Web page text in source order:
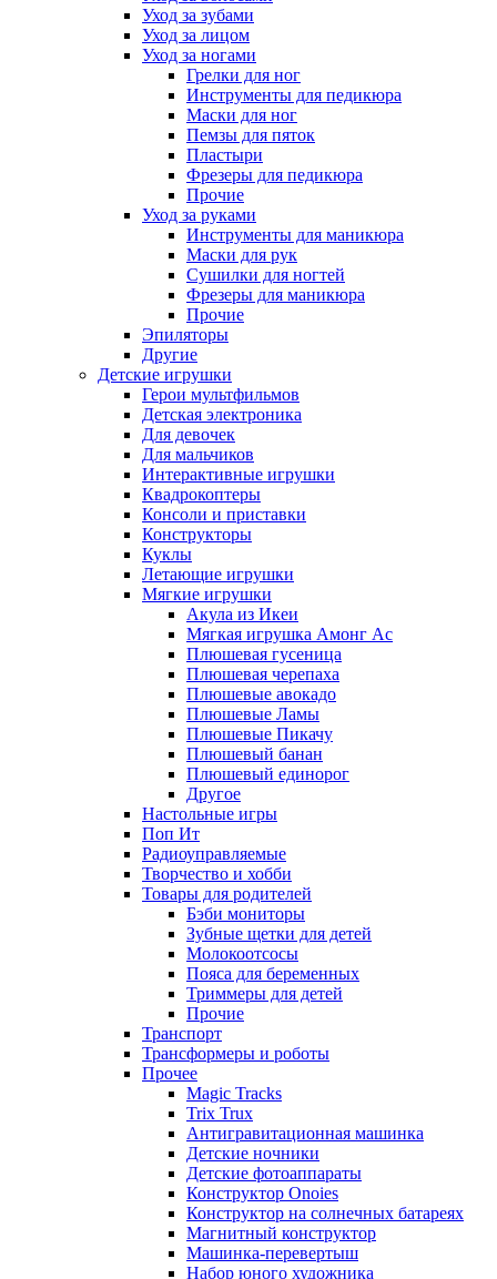
Уход за зубами
Уход за лицом
Уход за ногами
Грелки для ног
Инструменты для педикюра
Маски для ног
Пемзы для пяток
Пластыри
Фрезеры для педикюра
Прочие
Уход за руками
Инструменты для маникюра
Маски для рук
Сушилки для ногтей
Фрезеры для маникюра
Прочие
Эпиляторы
Другие
Детские игрушки
Герои мультфильмов
Детская электроника
Для девочек
Для мальчиков
Интерактивные игрушки
Квадрокоптеры
Консоли и приставки
Конструкторы
Куклы
Летающие игрушки
Мягкие игрушки
Акула из Икеи
Мягкая игрушка Амонг Ас
Плюшевая гусеница
Плюшевая черепаха
Плюшевые авокадо
Плюшевые Ламы
Плюшевые Пикачу
Плюшевый банан
Плюшевый единорог
Другое
Настольные игры
Поп Ит
Радиоуправляемые
Творчество и хобби
Товары для родителей
Бэби мониторы
Зубные щетки для детей
Молокоотсосы
Пояса для беременных
Триммеры для детей
Прочие
Транспорт
Трансформеры и роботы
Прочее
Magic Tracks
Trix Trux
Антигравитационная машинка
Детские ночники
Детские фотоаппараты
Конструктор Onoies
Конструктор на солнечных батареях
Магнитный конструктор
Машинка-перевертыш
Набор юного художника